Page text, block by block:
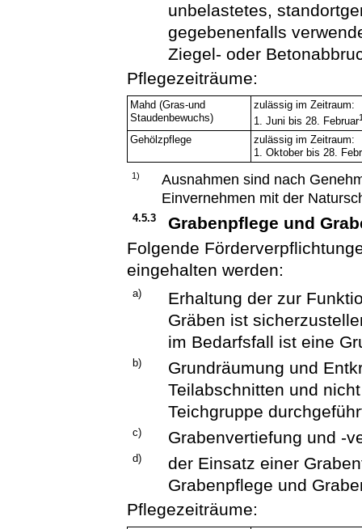
unbelastetes,
gegebenenfalls
Ziegel- oder
Pflegezeiträume:
Mahd (Gras-und
Staudenbewuchs)
zulässig im Zeitraum:
1. Juni bis 28. Februar
Gehölzpflege
zulässig im Zeitraum:
1. Oktober bis 28.
1)
Ausnahmen sind nach
Einvernehmen mit der
4.5.3
Grabenpflege und
Folgende
eingehalten werden:
a)
Erhaltung der zur
Gräben ist
im Bedarfsfall ist eine
b)
Grundräumung und
Teilabschnitten und
Teichgruppe
c) Grabenvertiefung und -
d)
der Einsatz einer
Grabenpflege und
Pflegezeiträume: